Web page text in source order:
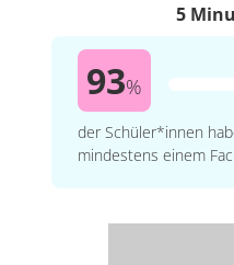
5
93%
der Schüler*innen
mindestens einem